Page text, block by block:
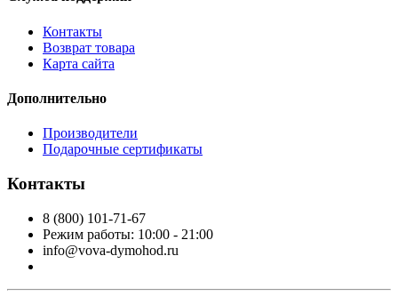
Контакты
Возврат товара
Карта сайта
Дополнительно
Производители
Подарочные сертификаты
Контакты
8 (800) 101-71-67
Режим работы: 10:00 - 21:00
info@vova-dymohod.ru